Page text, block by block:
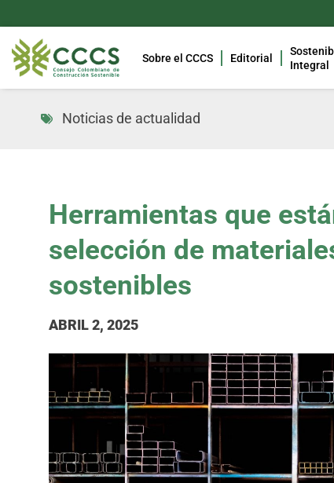
Sobre el CCCS Editorial
Integral
Noticias de actualidad
Herramientas que
selección de
sostenibles
ABRIL 2, 2025